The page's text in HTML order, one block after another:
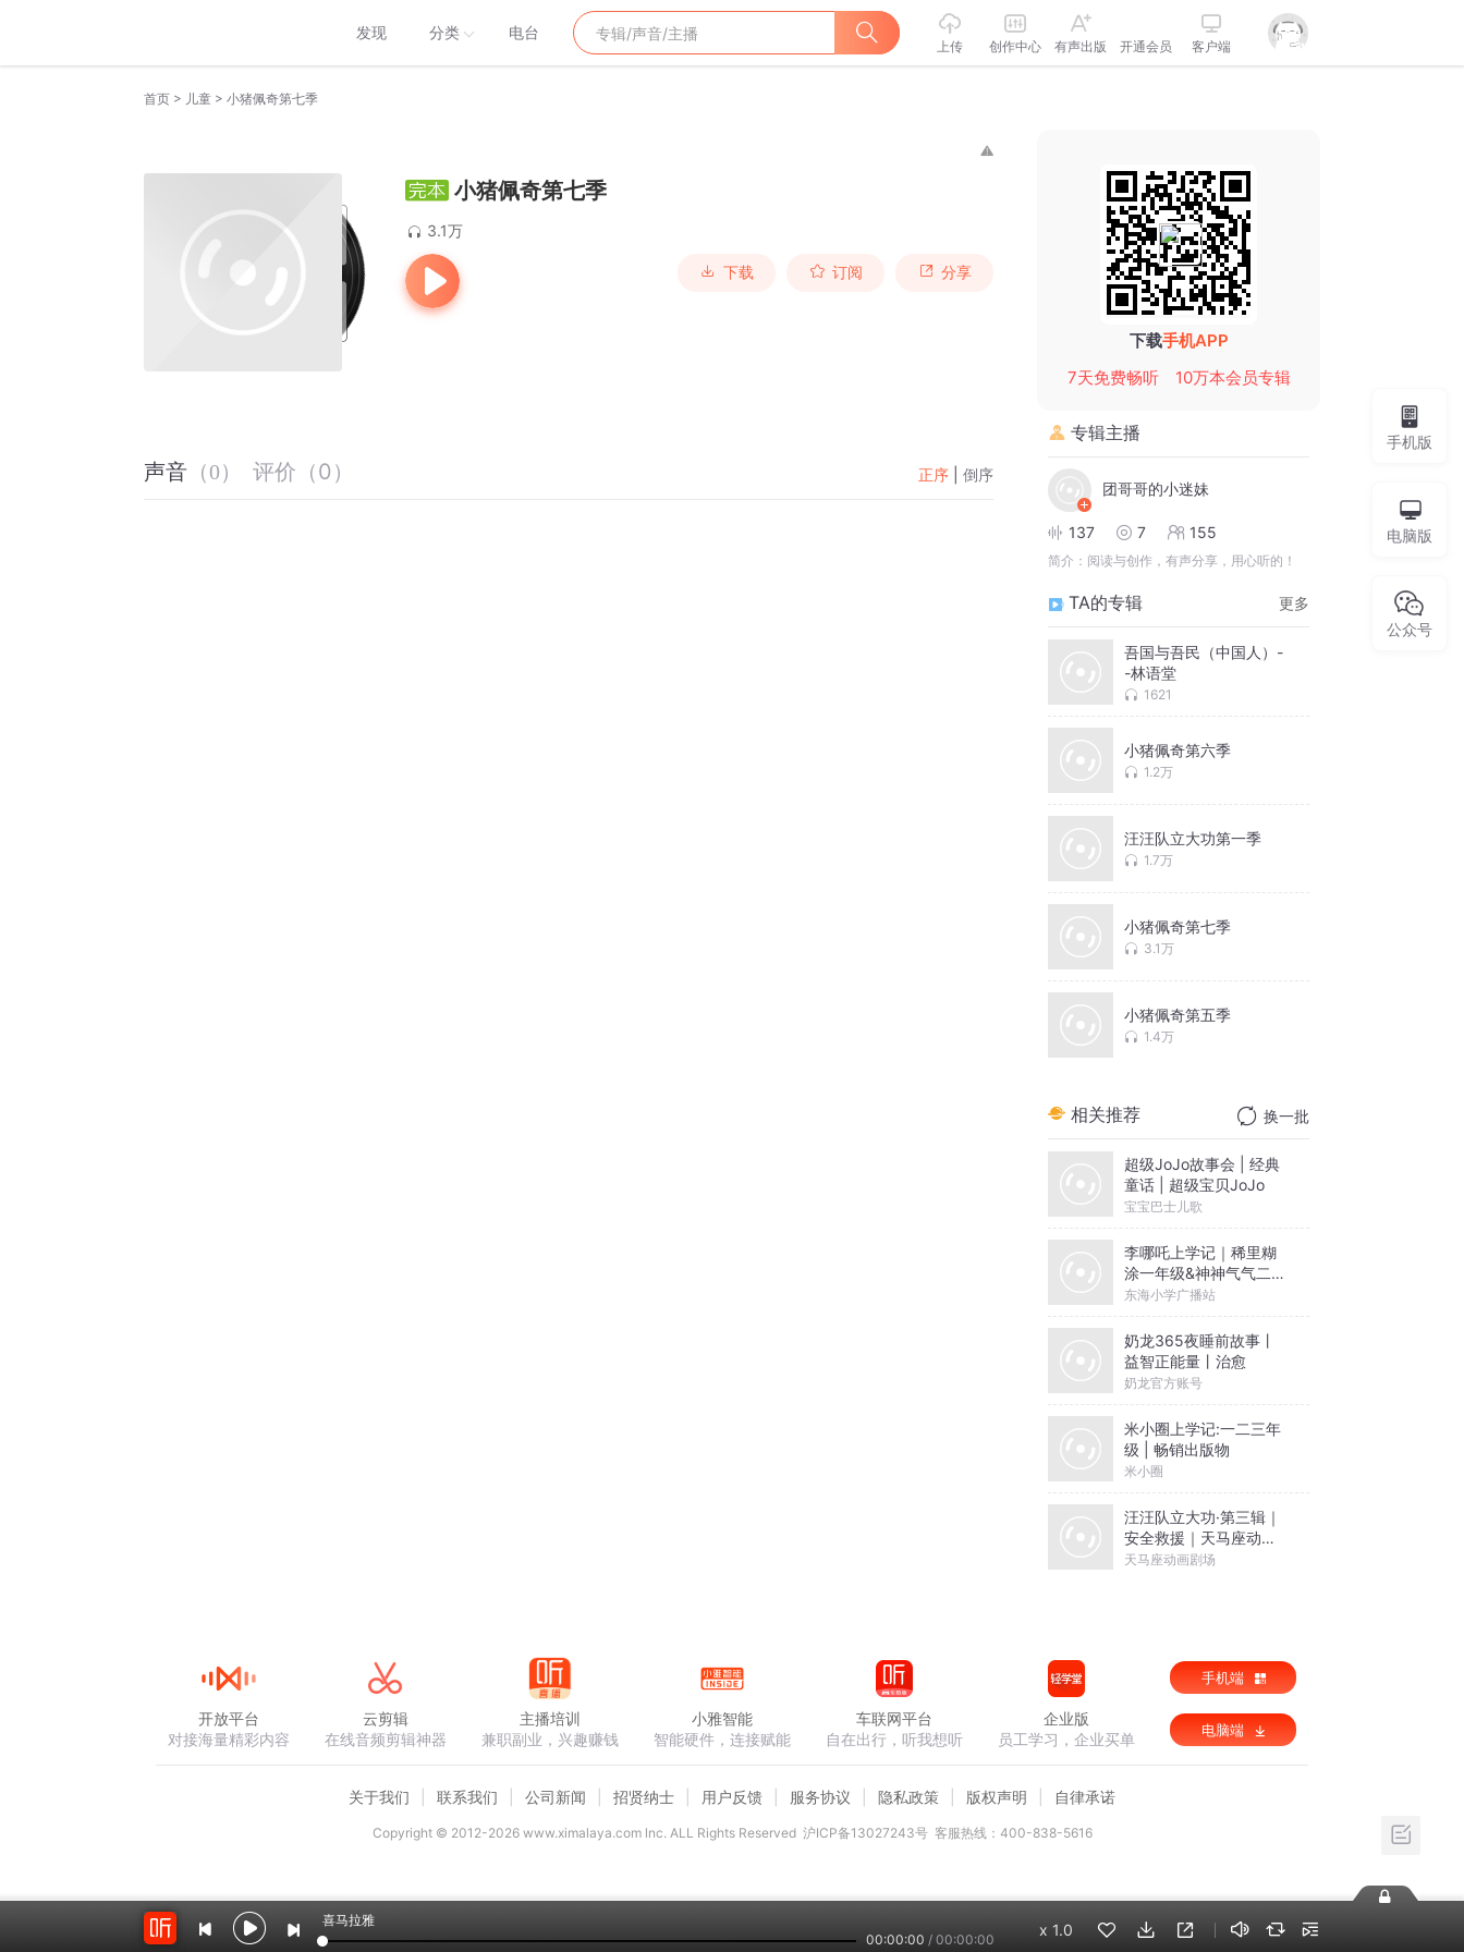
发现 分类 电台
上传 创作中心 有声出版 开通会员 客户端
首页 > 儿童 > 小猪佩奇第七季
小猪佩奇第七季
3.1万
下载 订阅 分享
声音 （0） 评价 （0 ） 正序 倒序
下载手机APP
7天免费畅听
10万本会员专辑
专辑主播
团哥哥的小迷妹
137 7 155
简介： 阅读与创作，有声分享，用心听的！
TA的专辑 更多
吾国与吾民（中国人）-
-林语堂
1621
小猪佩奇第六季
1.2万
汪汪队立大功第一季
1.7万
小猪佩奇第七季
3.1万
小猪佩奇第五季
1.4万
相关推荐 换一批
超级JoJo故事会 | 经典
童话 | 超级宝贝JoJo
宝宝巴士儿歌
李哪吒上学记｜稀里糊
涂一年级&神神气气二年
级
东海小学广播站
奶龙365夜睡前故事丨
益智正能量丨治愈
奶龙官方账号
米小圈上学记:一二三年
级 | 畅销出版物
米小圈
汪汪队立大功·第三辑｜
安全救援｜天马座动画
剧场
天马座动画剧场
手机版
电脑版
公众号
喜马拉雅
00:00:00 / 00:00:00
x 1.0
开放平台
对接海量精彩内容
云剪辑
在线音频剪辑神器
主播培训
兼职副业，兴趣赚钱
小雅智能
智能硬件，连接赋能
车联网平台
自在出行，听我想听
企业版
员工学习，企业买单
手机端
电脑端
关于我们 联系我们 公司新闻 招贤纳士 用户反馈 服务协议 隐私政策 版权声明 自律承诺
Copyright © 2012-2026www.ximalaya.com lnc. ALL Rights Reserved 沪ICP备13027243号 客服热线：400-838-5616